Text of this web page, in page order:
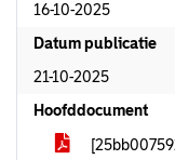
16-10-2025
Datum publicatie
21-10-2025
Hoofddocument